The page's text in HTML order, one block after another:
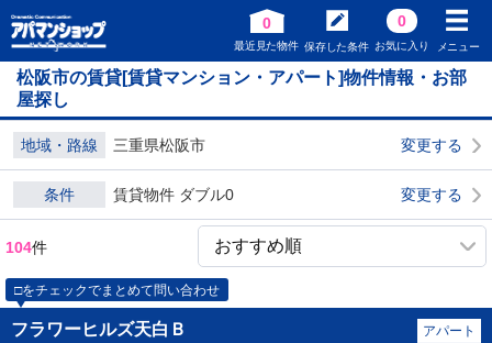
0
最近見た物件 保存した条件
0
お気に入り メニュー
松阪市の賃貸[賃貸マンション・アパート]物件情報・お部
屋探し
地域・路線 三重県松阪市 変更する
条件 賃貸物件 ダブル0 変更する
104件
□をチェックでまとめて問い合わせ
フラワーヒルズ天白Ｂ アパート